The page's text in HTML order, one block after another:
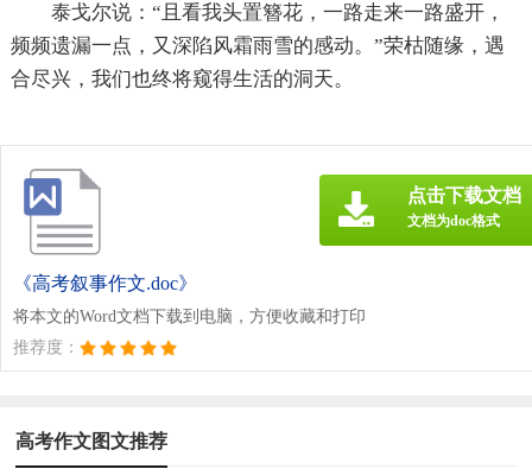
泰戈尔说：“且看我头置簪花，一路走来一路盛开，
频频遗漏一点，又深陷风霜雨雪的感动。”荣枯随缘，遇
合尽兴，我们也终将窥得生活的洞天。
《高考叙事作文.doc》
将本文的Word文档下载到电脑，方便收藏和打印
推荐度：
点击下载文档
文档为doc格式
高考作文图文推荐